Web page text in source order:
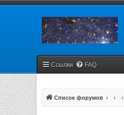
Ссылки FAQ
Список форумов